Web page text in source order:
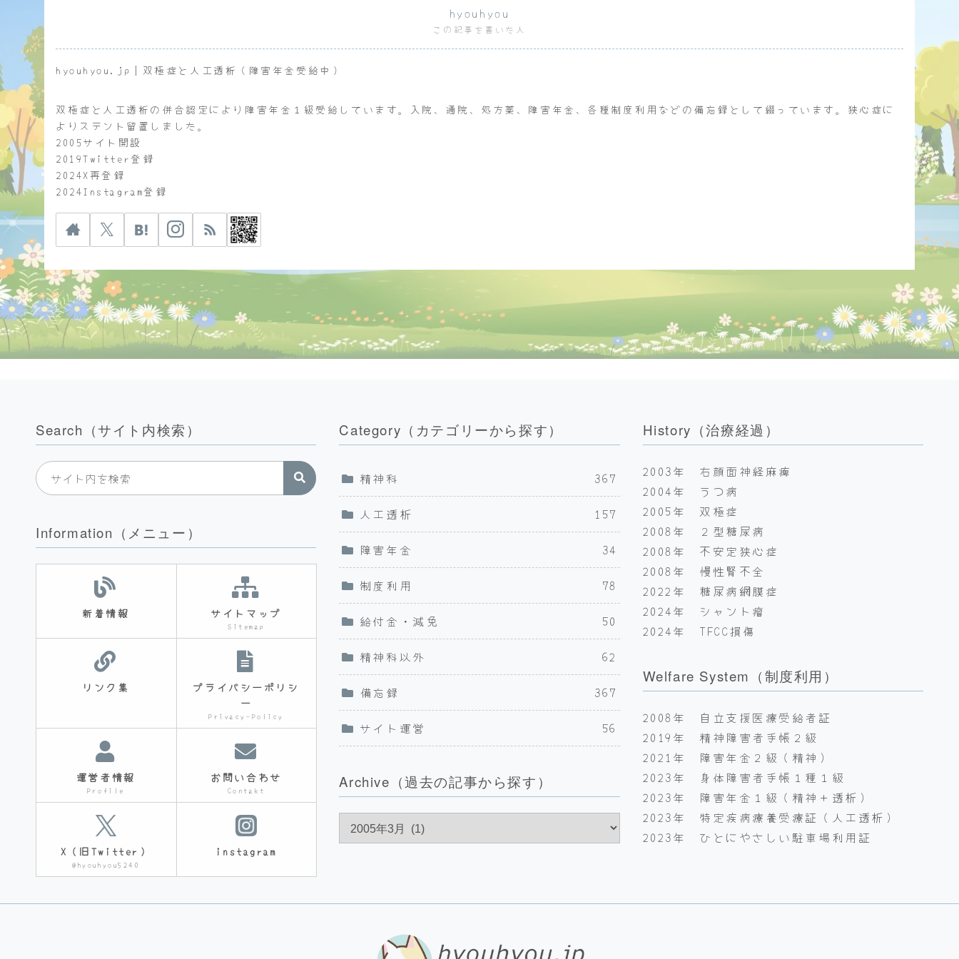
hyouhyou
この記事を書いた人
hyouhyou.jp｜双極症と人工透析（障害年金受給中）
双極症と人工透析の併合認定により障害年金１級受給しています。入院、通院、処方薬、障害年金、各種制度利用などの備忘録として綴っています。狭心症に
よりステント留置しました。
2005サイト開設
2019Twitter登録
2024X再登録
2024Instagram登録
Search（サイト内検索）
Information（メニュー）
新着情報 サイトマップ
Sitemap
リンク集
プライバシーポリシ
ー
Privacy-Policy
運営者情報
Profile
お問い合わせ
Contakt
X（旧Twitter）
@hyouhyou5240
instagram
Category（カテゴリーから探す）
精神科 367
人工透析 157
障害年金 34
制度利用 78
給付金・減免 50
精神科以外 62
備忘録 367
サイト運営 56
Archive（過去の記事から探す）
History（治療経過）
2003年 右顔面神経麻痺
2004年 うつ病
2005年 双極症
2008年 ２型糖尿病
2008年 不安定狭心症
2008年 慢性腎不全
2022年 糖尿病網膜症
2024年 シャント瘤
2024年 TFCC損傷
Welfare System（制度利用）
2008年 自立支援医療受給者証
2019年 精神障害者手帳２級
2021年 障害年金２級（精神）
2023年 身体障害者手帳１種１級
2023年 障害年金１級（精神＋透析）
2023年 特定疾病療養受療証（人工透析）
2023年 ひとにやさしい駐車場利用証